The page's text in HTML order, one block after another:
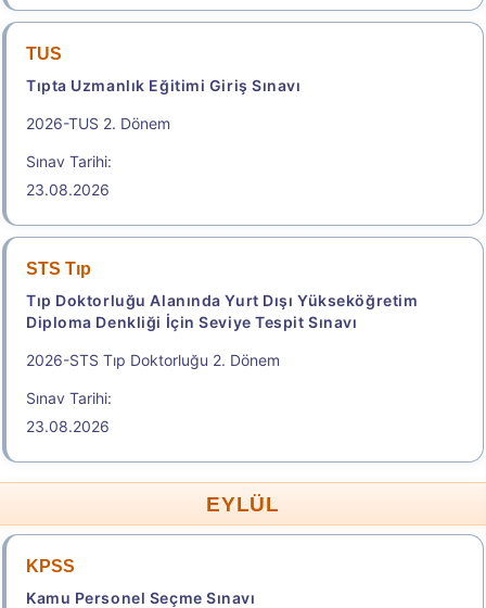
TUS
Tıpta Uzmanlık Eğitimi Giriş Sınavı
2026-TUS 2. Dönem
Sınav Tarihi:
23.08.2026
STS Tıp
Tıp Doktorluğu Alanında Yurt Dışı Yükseköğretim
Diploma Denkliği İçin Seviye Tespit Sınavı
2026-STS Tıp Doktorluğu 2. Dönem
Sınav Tarihi:
23.08.2026
EYLÜL
KPSS
Kamu Personel Seçme Sınavı